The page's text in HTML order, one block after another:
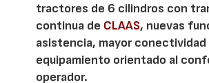
tractores de 6 cilindros con
continua de CLAAS, nuevas
asistencia, mayor conectividad
equipamiento orientado al
operador.